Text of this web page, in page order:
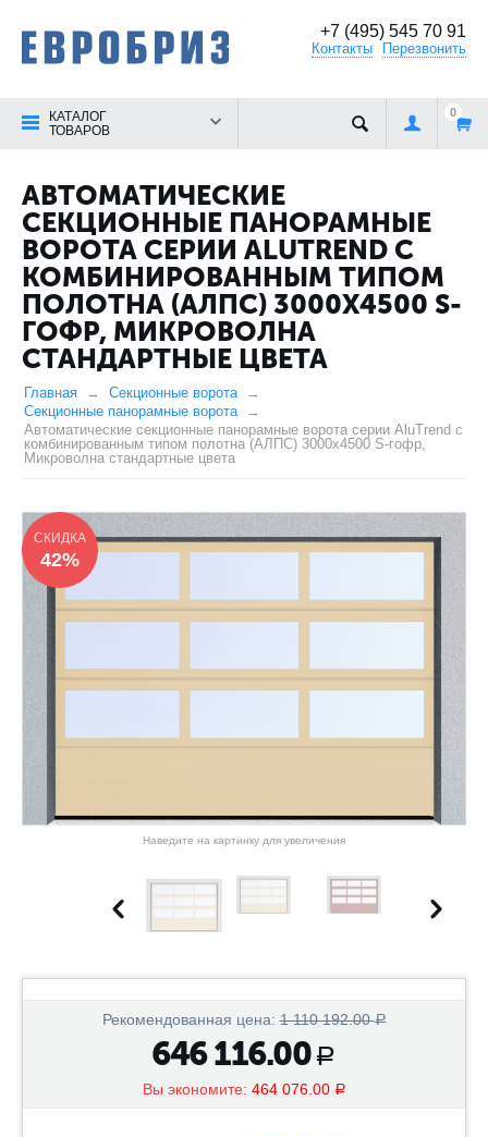
+7 (495) 545 70 91
Контакты Перезвонить
КАТАЛОГ
ТОВАРОВ
0
АВТОМАТИЧЕСКИЕ
СЕКЦИОННЫЕ ПАНОРАМНЫЕ
ВОРОТА СЕРИИ ALUTREND С
КОМБИНИРОВАННЫМ ТИПОМ
ПОЛОТНА (АЛПС) 3000Х4500 S-
ГОФР, МИКРОВОЛНА
СТАНДАРТНЫЕ ЦВЕТА
Главная
Секционные ворота
Секционные панорамные ворота
Автоматические секционные панорамные ворота серии AluTrend с
комбинированным типом полотна (АЛПС) 3000х4500 S-гофр,
Микроволна стандартные цвета
СКИДКА
42%
Наведите на картинку для увеличения
Рекомендованная цена: 1 110 192.00 Р
646 116.00 Р
Вы экономите: 464 076.00 Р